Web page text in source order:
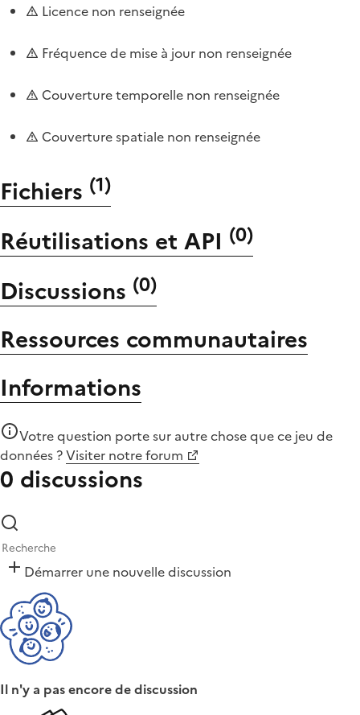
Licence non renseignée
Fréquence de mise à jour non renseignée
Couverture temporelle non renseignée
Couverture spatiale non renseignée
Fichiers (1)
Réutilisations et API (0)
Discussions (0)
Ressources communautaires
Informations
Votre question porte sur autre chose quece jeu de
données ?Visiter notre forum
0 discussions
Démarrer une nouvelle discussion
Il n'y a pas encore de discussion